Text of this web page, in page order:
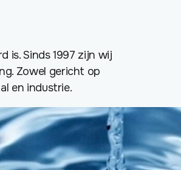
is. Sinds 1997 zijn wij
Zowel gericht op
en industrie.